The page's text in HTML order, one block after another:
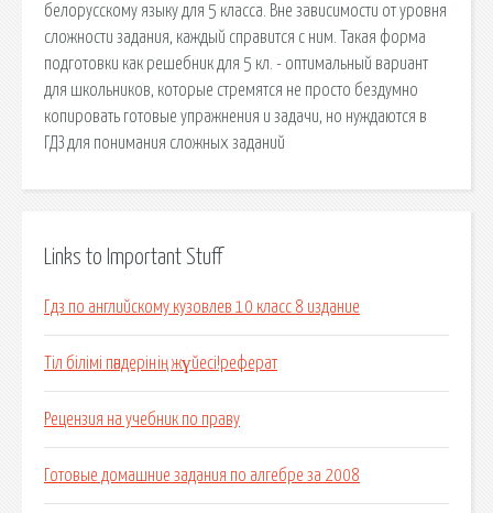
белорусскому языку для 5 класса. Вне зависимости от уровня
сложности задания, каждый справится с ним. Такая форма
подготовки как решебник для 5 кл. - оптимальный вариант
для школьников, которые стремятся не просто бездумно
копировать готовые упражнения и задачи, но нуждаются в
ГДЗ для понимания сложных заданий
Links to Important Stuff
Гдз по английскому кузовлев 10 класс 8 издание
Тіл білімі пәндерінің жүйесі!реферат
Рецензия на учебник по праву
Готовые домашние задания по алгебре за 2008